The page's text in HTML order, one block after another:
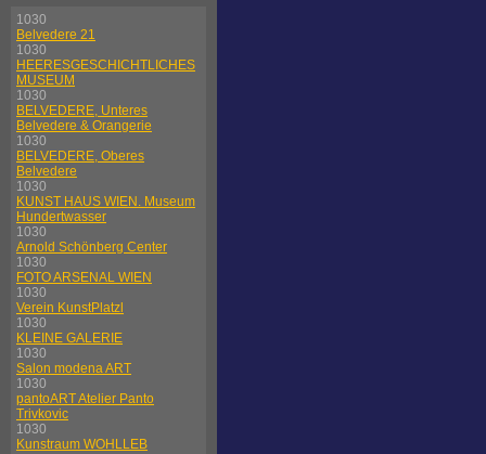
1030
Belvedere 21
1030
HEERESGESCHICHTLICHES
MUSEUM
1030
BELVEDERE, Unteres
Belvedere & Orangerie
1030
BELVEDERE, Oberes
Belvedere
1030
KUNST HAUS WIEN. Museum
Hundertwasser
1030
Arnold Schönberg Center
1030
FOTO ARSENAL WIEN
1030
Verein KunstPlatzl
1030
KLEINE GALERIE
1030
Salon modena ART
1030
pantoART Atelier Panto
Trivkovic
1030
Kunstraum WOHLLEB